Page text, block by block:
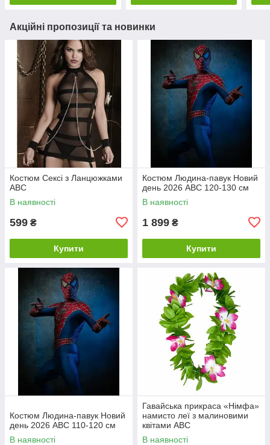
Акційні пропозиції та новинки
Костюм Сексі з Ланцюжками
ABC
В наявності
599 ₴
Купити
Костюм Людина-павук Новий
день 2026 ABC 120-130 см
В наявності
1 899 ₴
Купити
Костюм Людина-павук Новий
день 2026 ABC 110-120 см
В наявності
Гавайська прикраса «Німфа»
намисто леї з малиновими
квітами ABC
В наявності